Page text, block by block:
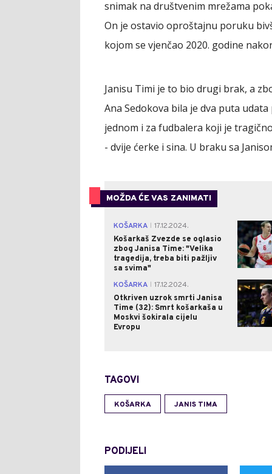
snimak na društvenim mrežama
On je ostavio oproštajnu poruku
kojom se vjenčao 2020. godine
Janisu Timi je to bio drugi brak, a
Ana Sedokova bila je dva puta
jednom i za fudbalera koji je
- dvije ćerke i sina. U braku sa
MOŽDA ĆE VAS ZANIMATI
KOŠARKA
17.12.2024.
Košarkaš Zvezde se oglasio
zbog Janisa Time: "Velika
tragedija, treba biti pažljiv
sa svima"
KOŠARKA
17.12.2024.
Otkriven uzrok smrti Janisa
Time (32): Smrt košarkaša u
Moskvi šokirala cijelu
Evropu
TAGOVI
KOŠARKA JANIS TIMA
PODIJELI